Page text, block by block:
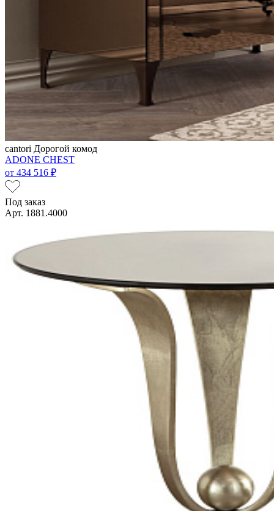
cantori Дорогой комод
ADONE CHEST
от 434 516 ₽
Под заказ
Арт. 1881.4000